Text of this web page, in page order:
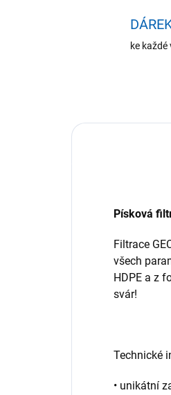
ke
Písková
Filtrace
všech
HDPE a z
svár!
Technické
• unikátní